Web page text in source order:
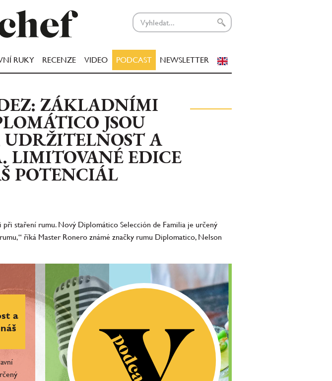
RUKY RECENZE VIDEO PODCAST NEWSLETTER
ZÁKLADNÍMI
JSOU
UDRŽITELNOST A
EDICE
POTENCIÁL
staření rumu. Nový Diplomático Selección de Familia je určený
říká Master Ronero známé značky rumu Diplomatico, Nelson
a